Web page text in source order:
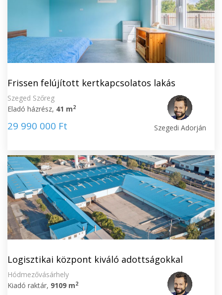
Frissen felújított kertkapcsolatos lakás
Szeged Szőreg
Eladó házrész, 41 m2
29 990 000 Ft Szegedi Adorján
Logisztikai központ kiváló adottságokkal
Hódmezővásárhely
Kiadó raktár, 9109 m2